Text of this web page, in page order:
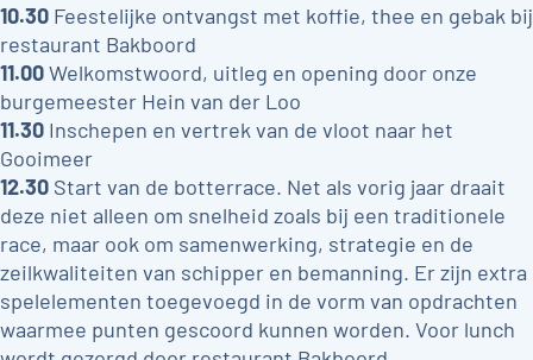
10.30 Feestelijke ontvangst met koffie, thee en gebak bij
restaurant Bakboord
11.00Welkomstwoord, uitleg en opening door onze
burgemeester Hein van der Loo
11.30 Inschepen en vertrek van de vloot naar het
Gooimeer
12.30 Start van de botterrace. Net als vorig jaar draait
deze niet alleen om snelheid zoals bij een traditionele
race, maar ook om samenwerking, strategie en de
zeilkwaliteiten van schipper en bemanning. Er zijn extra
spelelementen toegevoegd in de vorm van opdrachten
waarmee punten gescoord kunnen worden. Voor lunch